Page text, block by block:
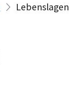
Lebenslagen